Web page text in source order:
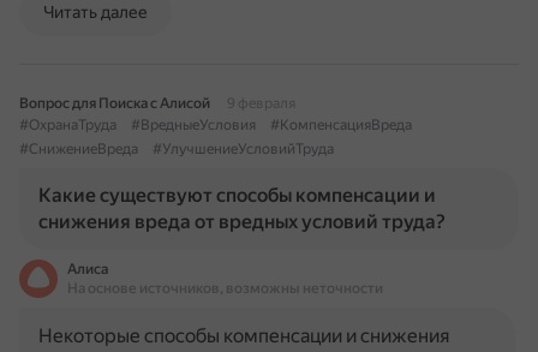
Читать далее
Вопрос для Поиска с Алисой
9 февраля
#ОхранаТруда
#ВредныеУсловия
#КомпенсацияВреда
#СнижениеВреда
#УлучшениеУсловийТруда
Какие существуют способы компенсации и
снижения вреда от вредных условий труда?
Алиса
На основе источников, возможны неточности
Некоторые способы компенсации и снижения